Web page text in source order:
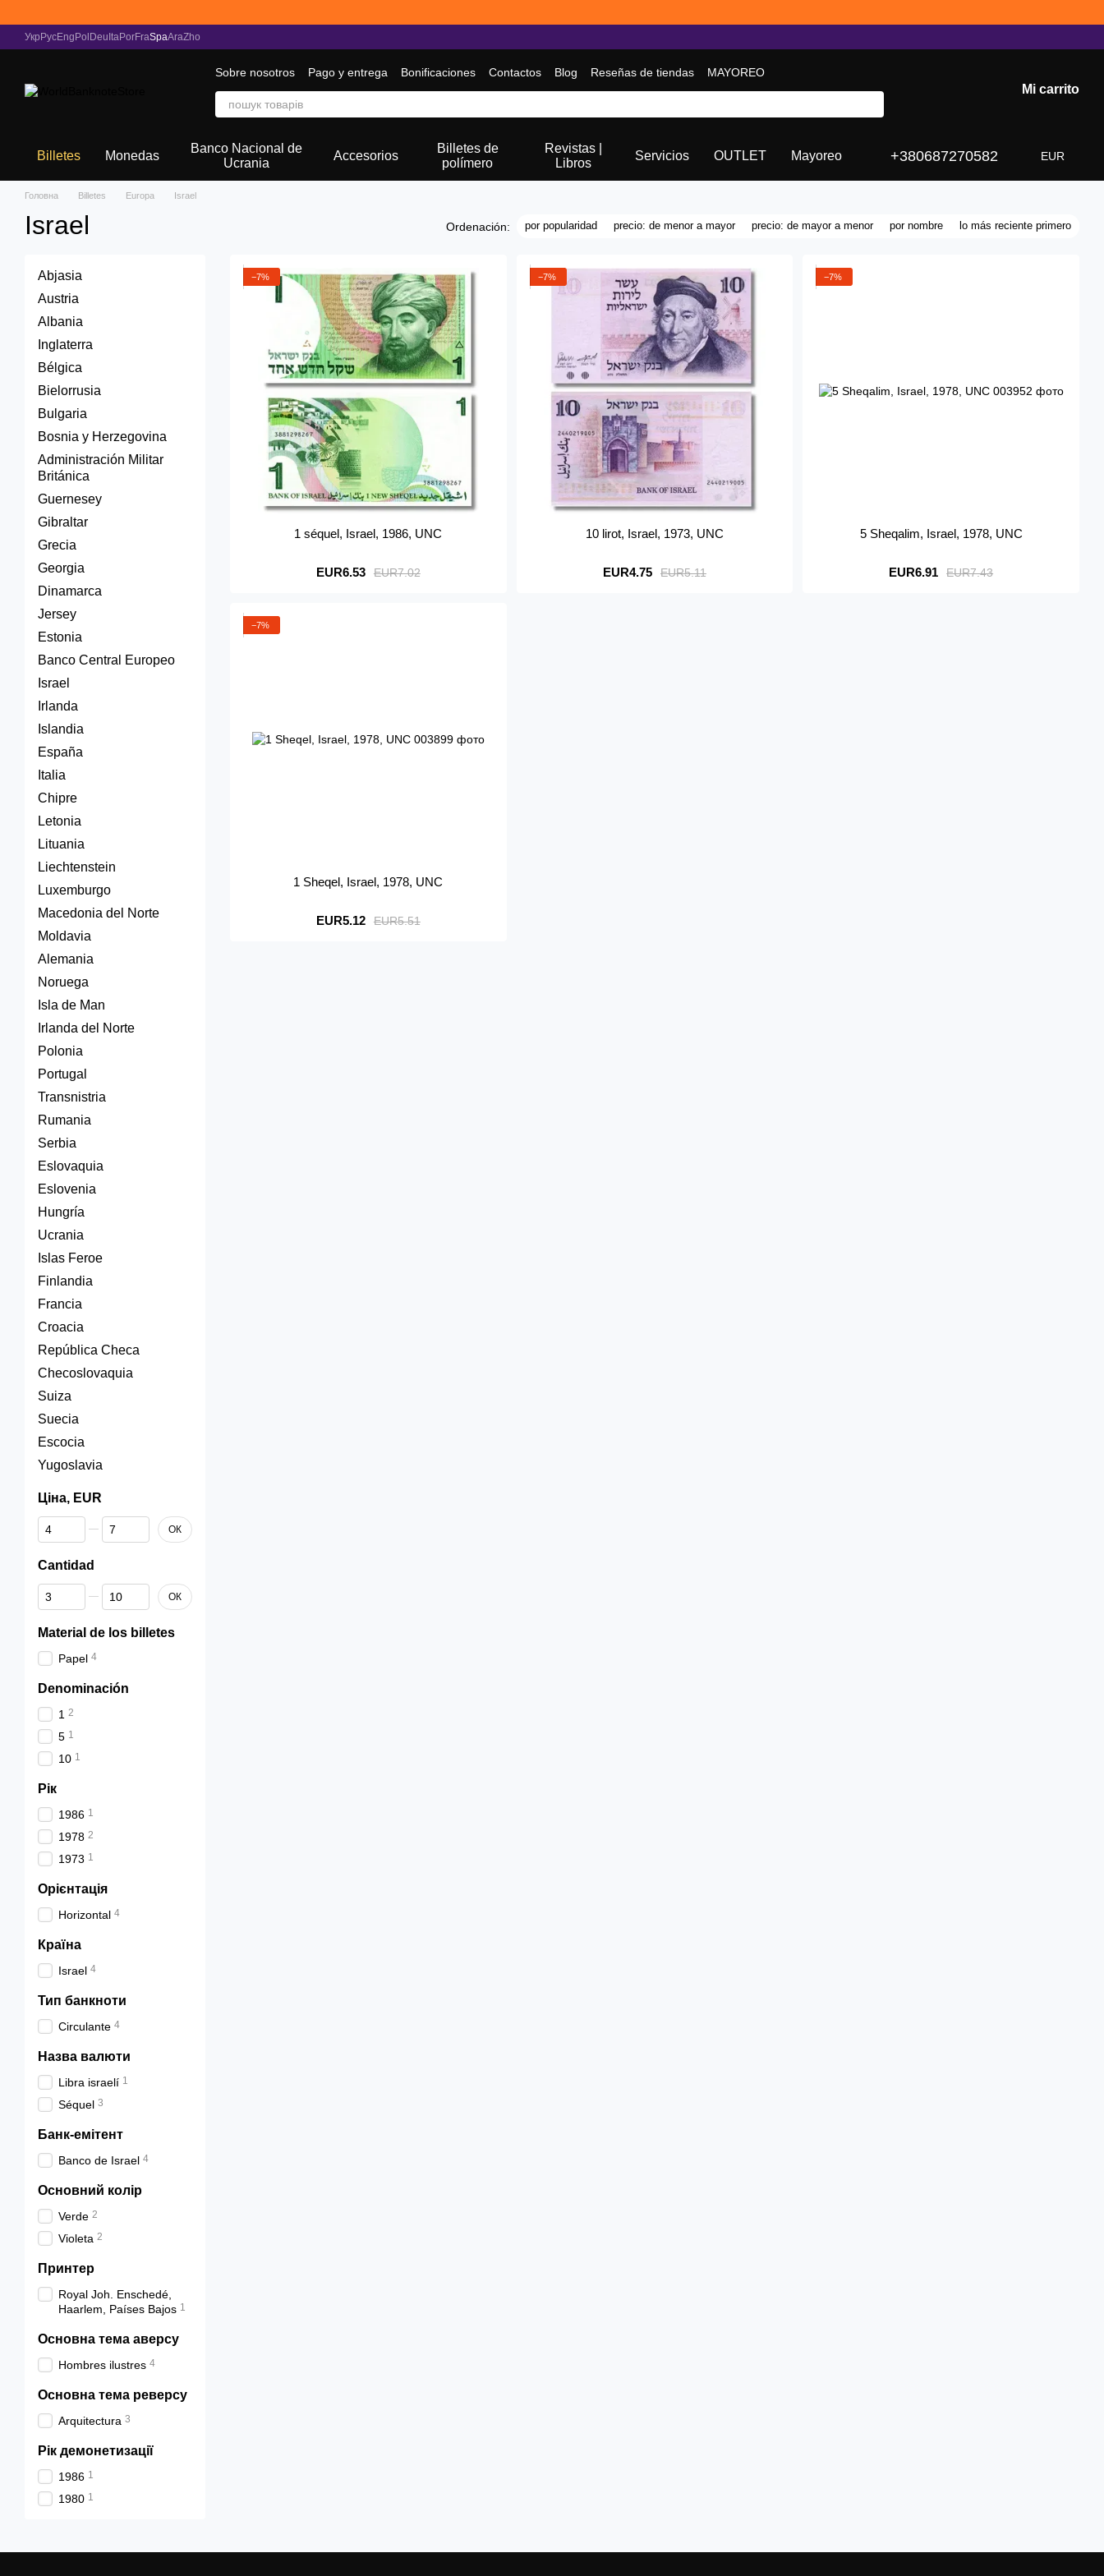
Укр РусEng Pol Deu ItaPorFraSpaAraZho
Sobre nosotros Pago y entrega Bonificaciones Contactos Blog Reseñas de tiendas
MAYOREO
Recopilando noticias
Mi carrito
Billetes Monedas
Banco Nacional de
Ucrania
Accesorios
Billetes de
polímero
Revistas |
Libros
Servicios OUTLET Mayoreo +380687270582 EUR
Головна Billetes Europa Israel
Israel Ordenación: por popularidad precio: de menor a mayor precio: de mayor a menor por nombre lo más reciente primero
−7%
1 séquel, Israel, 1986, UNC
EUR7.02
EUR6.53
−7%
10 lirot, Israel, 1973, UNC
EUR5.11
EUR4.75
−7%
5 Sheqalim, Israel, 1978, UNC
EUR7.43
EUR6.91
−7%
1 Sheqel, Israel, 1978, UNC
EUR5.51
EUR5.12
Abjasia
Austria
Albania
Inglaterra
Bélgica
Bielorrusia
Bulgaria
Bosnia y Herzegovina
Administración Militar
Británica
Guernesey
Gibraltar
Grecia
Georgia
Dinamarca
Jersey
Estonia
Banco Central Europeo
Israel
Irlanda
Islandia
España
Italia
Chipre
Letonia
Lituania
Liechtenstein
Luxemburgo
Macedonia del Norte
Moldavia
Alemania
Noruega
Isla de Man
Irlanda del Norte
Polonia
Portugal
Transnistria
Rumania
Serbia
Eslovaquia
Eslovenia
Hungría
Ucrania
Islas Feroe
Finlandia
Francia
Croacia
República Checa
Checoslovaquia
Suiza
Suecia
Escocia
Yugoslavia
Ціна, EUR
От Ціна, EUR
До Ціна, EUR ОК
Cantidad
От Cantidad
До Cantidad ОК
Material de los billetes
Papel 4
Denominación
1 2
5 1
10 1
Рік
1986 1
1978 2
1973 1
Орієнтація
Horizontal 4
Країна
Israel 4
Тип банкноти
Circulante 4
Назва валюти
Libra israelí 1
Séquel 3
Банк-емітент
Banco de Israel 4
Основний колір
Verde 2
Violeta 2
Принтер
Royal Joh. Enschedé,
Haarlem, Países Bajos 1
Основна тема аверсу
Hombres ilustres 4
Основна тема реверсу
Arquitectura 3
Рік демонетизації
1986 1
1980 1